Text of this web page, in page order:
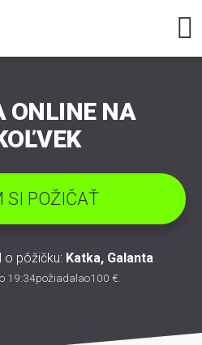

ONLINE NA
SI POŽIČAŤ
o pôžičku: Katka, Galanta
19:34požiadalao100 €